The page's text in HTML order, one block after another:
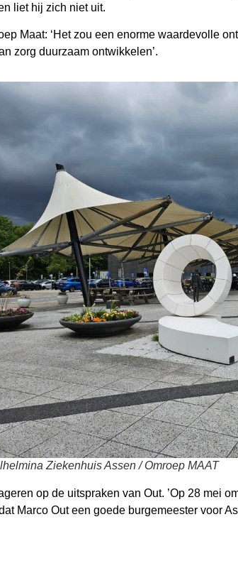
liet hij zich niet uit.
Maat: ‘Het zou een enorme waardevolle
zorg duurzaam ontwikkelen’.
Ziekenhuis Assen / Omroep MAAT
op de uitspraken van Out. ’Op 28 mei
Marco Out een goede burgemeester voor